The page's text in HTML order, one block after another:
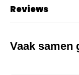
Reviews
Vaak samen